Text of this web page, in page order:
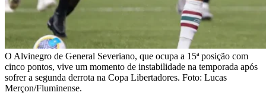
O Alvinegro de General Severiano, que ocupa a 15ª posição com
cinco pontos, vive um momento de instabilidade na temporada após
sofrer a segunda derrota na Copa Libertadores. Foto: Lucas
Merçon/Fluminense.